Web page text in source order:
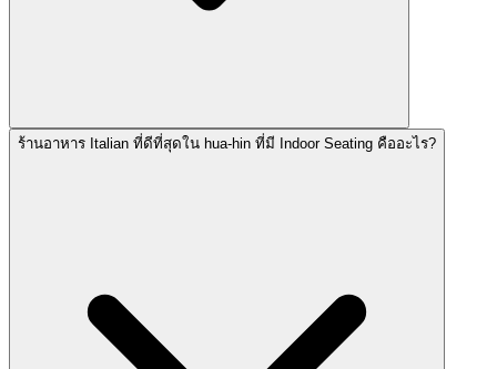
ร้านอาหาร Italian ที่ดีที่สุดใน hua-hin ที่มี Indoor Seating คืออะไร?